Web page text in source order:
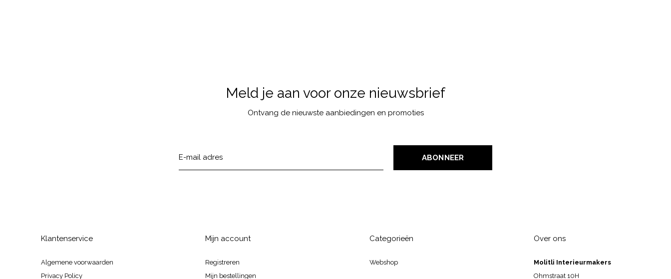
Meld je aan voor onze nieuwsbrief
Ontvang de nieuwste aanbiedingen en promoties
ABONNEER
Klantenservice
Algemene voorwaarden
Privacy Policy
Mijn account
Registreren
Mijn bestellingen
Categorieën
Webshop
Over ons
Molitli Interieurmakers
Ohmstraat 10H